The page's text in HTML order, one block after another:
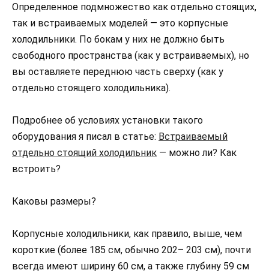
Определенное подмножество как отдельно стоящих,
так и встраиваемых моделей — это корпусные
холодильники. По бокам у них не должно быть
свободного пространства (как у встраиваемых), но
вы оставляете переднюю часть сверху (как у
отдельно стоящего холодильника).
Подробнее об условиях установки такого
оборудования я писал в статье: Встраиваемый
отдельно стоящий холодильник — можно ли? Как
встроить?
Каковы размеры?
Корпусные холодильники, как правило, выше, чем
короткие (более 185 см, обычно 202– 203 см), почти
всегда имеют ширину 60 см, а также глубину 59 см